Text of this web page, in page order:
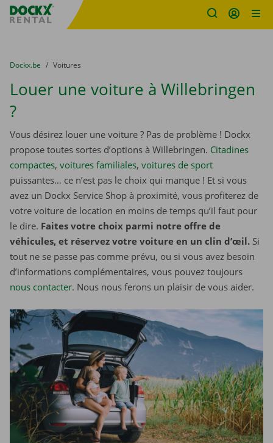
sitename
You are here:
du
Dockx.be to
Voitures
Louer une voiture à Willebringen
?
Vous désirez louer une voiture ? Pas de problème ! Dockx
propose toutes sortes d’options à Willebringen. Citadines
compactes, voitures familiales, voitures de sport
puissantes… ce n’est pas le choix qui manque ! Et si vous
avez un Dockx Service Shop à proximité, vous profiterez de
votre voiture de location en moins de temps qu’il faut pour
le dire. Faites votre choix parmi notre offre de
véhicules, et réservez votre voiture en un clin d’œil. Si
tout ne se passe pas comme prévu, ou si vous avez besoin
d’informations complémentaires, vous pouvez toujours
nous contacter. Nous nous ferons un plaisir de vous aider.